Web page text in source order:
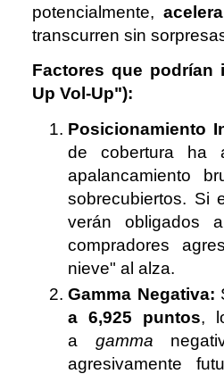
potencialmente,
transcurren sin
Factores que podrían
Up Vol-Up"):
Posicionamiento
de cobertura ha
apalancamiento
sobrecubiertos. Si
verán obligados
compradores
nieve" al alza.
Gamma Negativa:
a 6,925 puntos,
a gamma
agresivamente